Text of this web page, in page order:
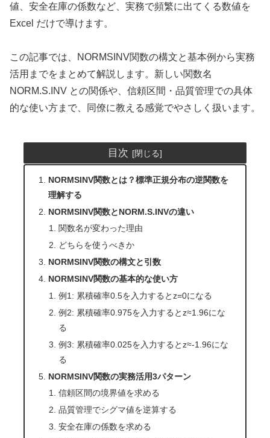
値、安全在庫の係数など、実務で頻繁に出てくる数値を
Excel だけで導けます。
この記事では、NORMSINV関数の構文と基本例から実務
活用までをまとめて解説します。新しい関数名
NORM.S.INV との関係や、信頼区間・品質管理での具体
的な使い方まで、同僚に教える感覚でやさしく扱います。
目次
NORMSINV関数とは？標準正規分布の逆関数を
理解する
NORMSINV関数とNORM.S.INVの違い
関数名が変わった理由
どちらを使うべきか
NORMSINV関数の構文と引数
NORMSINV関数の基本的な使い方
例1: 累積確率0.5を入力するとz=0になる
例2: 累積確率0.975を入力するとz≈1.96にな
る
例3: 累積確率0.025を入力するとz≈-1.96にな
る
NORMSINV関数の実務活用3パターン
信頼区間の境界値を求める
品質管理でシグマ値を逆算する
安全在庫の係数を求める